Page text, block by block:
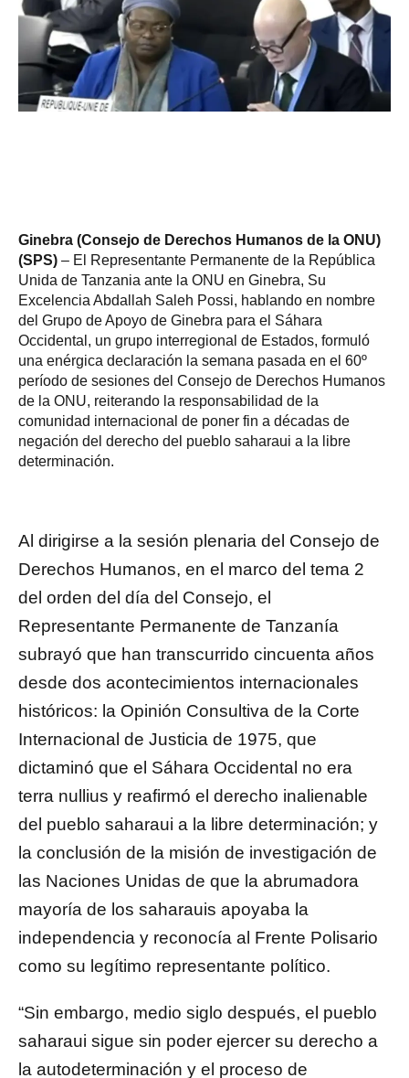
Ginebra (Consejo de Derechos Humanos de la ONU)
(SPS) – El Representante Permanente de la República
Unida de Tanzania ante la ONU en Ginebra, Su
Excelencia Abdallah Saleh Possi, hablando en nombre
del Grupo de Apoyo de Ginebra para el Sáhara
Occidental, un grupo interregional de Estados, formuló
una enérgica declaración la semana pasada en el 60º
período de sesiones del Consejo de Derechos Humanos
de la ONU, reiterando la responsabilidad de la
comunidad internacional de poner fin a décadas de
negación del derecho del pueblo saharaui a la libre
determinación.
Al dirigirse a la sesión plenaria del Consejo de
Derechos Humanos, en el marco del tema 2
del orden del día del Consejo, el
Representante Permanente de Tanzanía
subrayó que han transcurrido cincuenta años
desde dos acontecimientos internacionales
históricos: la Opinión Consultiva de la Corte
Internacional de Justicia de 1975, que
dictaminó que el Sáhara Occidental no era
terra nullius y reafirmó el derecho inalienable
del pueblo saharaui a la libre determinación; y
la conclusión de la misión de investigación de
las Naciones Unidas de que la abrumadora
mayoría de los saharauis apoyaba la
independencia y reconocía al Frente Polisario
como su legítimo representante político.
“Sin embargo, medio siglo después, el pueblo
saharaui sigue sin poder ejercer su derecho a
la autodeterminación y el proceso de